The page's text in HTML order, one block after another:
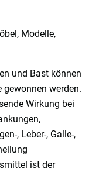
Modelle,
und Bast können
gewonnen werden.
Wirkung bei
, Leber-, Galle-,
ist der